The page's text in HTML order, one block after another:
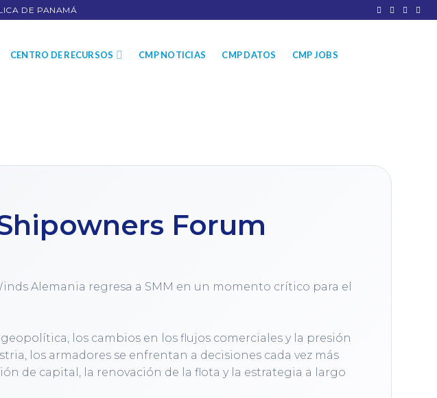
DE PANAMÁ
CENTRO DE RECURSOS CMP NOTICIAS CMP DATOS CMP JOBS
Forum
Alemania regresa a SMM en un momento crítico para el
los cambios en los flujos comerciales y la presión
los armadores se enfrentan a decisiones cada vez más
de capital, la renovación de la flota y la estrategia a largo